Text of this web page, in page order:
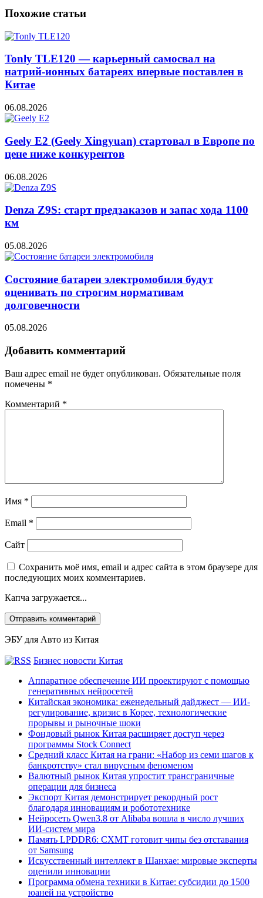
Похожие статьи
Tonly TLE120 — карьерный самосвал на
натрий-ионных батареях впервые поставлен в
Китае
06.08.2026
Geely E2 (Geely Xingyuan) стартовал в Европе по
цене ниже конкурентов
06.08.2026
Denza Z9S: старт предзаказов и запас хода 1100
км
05.08.2026
Состояние батареи электромобиля будут
оценивать по строгим нормативам
долговечности
05.08.2026
Добавить комментарий
Ваш адрес email не будет опубликован. Обязательные поля
помечены *
Комментарий *
Имя *
Email *
Сайт
Сохранить моё имя, email и адрес сайта в этом браузере для
последующих моих комментариев.
Капча загружается...
ЭБУ для Авто из Китая
Бизнес новости Китая
Аппаратное обеспечение ИИ проектируют с помощью
генеративных нейросетей
Китайская экономика: еженедельный дайджест — ИИ-
регулирование, кризис в Корее, технологические
прорывы и рыночные шоки
Фондовый рынок Китая расширяет доступ через
программы Stock Connect
Средний класс Китая на грани: «Набор из семи шагов к
банкротству» стал вирусным феноменом
Валютный рынок Китая упростит трансграничные
операции для бизнеса
Экспорт Китая демонстрирует рекордный рост
благодаря инновациям и робототехнике
Нейросеть Qwen3.8 от Alibaba вошла в число лучших
ИИ-систем мира
Память LPDDR6: CXMT готовит чипы без отставания
от Samsung
Искусственный интеллект в Шанхае: мировые эксперты
оценили инновации
Программа обмена техники в Китае: субсидии до 1500
юаней на устройство